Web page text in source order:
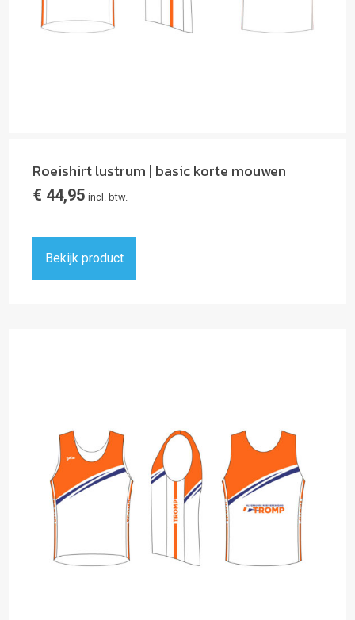
Roeishirt lustrum | basic korte mouwen
€ 44,95 incl. btw.
Bekijk product